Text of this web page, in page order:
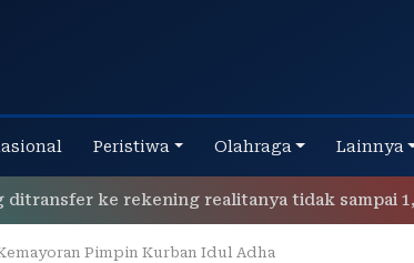
Peristiwa Olahraga Lainnya
ke rekening realitanya tidak sampai 1,7 Milliar
Pimpin Kurban Idul Adha